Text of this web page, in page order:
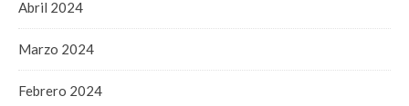
Abril 2024
Marzo 2024
Febrero 2024